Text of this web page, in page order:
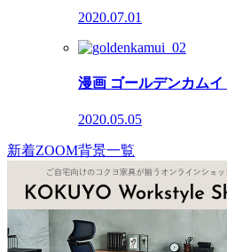
2020.07.01
漫画 ゴールデンカム
2020.05.05
新着ZOOM背景一覧